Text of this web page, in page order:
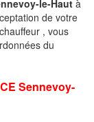
le-Haut à
de votre
, vous
du
Sennevoy-